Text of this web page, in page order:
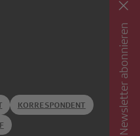
KORRESPONDENT Newsletter abonnieren